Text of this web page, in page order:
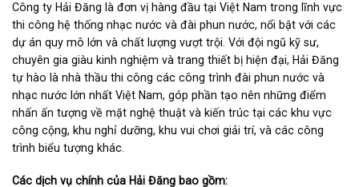
Công ty Hải Đăng là đơn vị hàng đầu tại Việt Nam trong lĩnh vực
thi công hệ thống nhạc nước và đài phun nước, nổi bật với các
dự án quy mô lớn và chất lượng vượt trội. Với đội ngũ kỹ sư,
chuyên gia giàu kinh nghiệm và trang thiết bị hiện đại, Hải Đăng
tự hào là nhà thầu thi công các công trình đài phun nước và
nhạc nước lớn nhất Việt Nam, góp phần tạo nên những điểm
nhấn ấn tượng về mặt nghệ thuật và kiến trúc tại các khu vực
công cộng, khu nghỉ dưỡng, khu vui chơi giải trí, và các công
trình biểu tượng khác.
Các dịch vụ chính của Hải Đăng bao gồm: